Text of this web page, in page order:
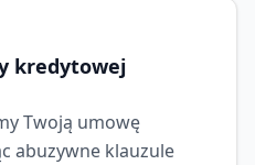
kredytowej
Twoją umowę
abuzywne klauzule